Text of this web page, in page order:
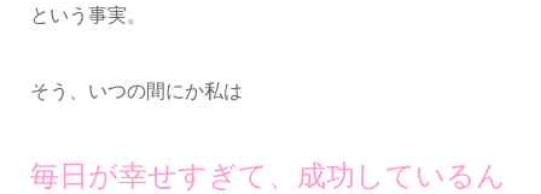
という事実。
そう、いつの間にか私は
毎日が幸せすぎて、成功しているん